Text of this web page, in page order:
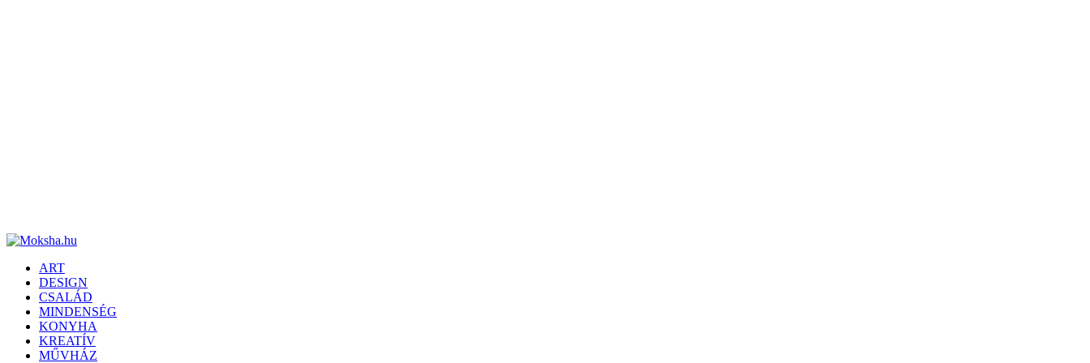
ART
DESIGN
CSALÁD
MINDENSÉG
KONYHA
KREATÍV
MŰVHÁZ